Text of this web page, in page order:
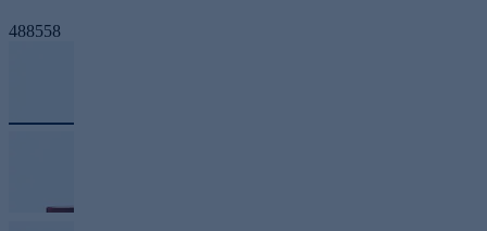
488558